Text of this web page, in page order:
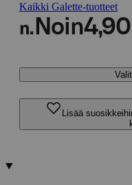
Kaikki Galette-tuotteet
n. Noin
Lisää